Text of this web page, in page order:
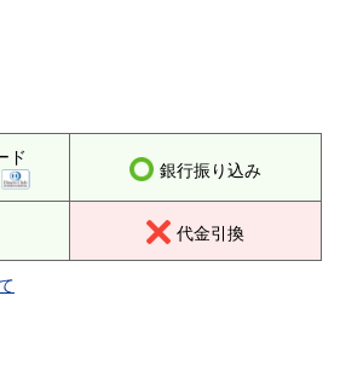
ド
銀行振り込み
代金引換